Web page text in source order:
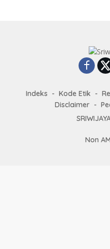
Indeks Kode Etik
Disclaimer
Non